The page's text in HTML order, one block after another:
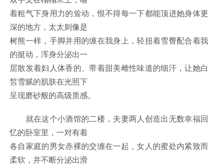
着粗气下身用力的耸动，恨不得每一下都能顶进她身体更
深的地方，太太则像是
树熊一样，手脚并用的缠在我身上，轻扭着雪臀配合着我
的挺动，浑身分泌出一
层散发着妇人体香的、带着甜美雌性味道的细汗，让她白
皙雪腻的肌肤在光照下
呈现磨砂般的高级质感。
就在这个小酒馆的二楼，夫妻两人创造出无数幸福回
忆的卧室里，一对有着
各自家庭的男女赤裸的交缠在一起，女人的蜜处内紧致而
柔软，并不断分泌出滑